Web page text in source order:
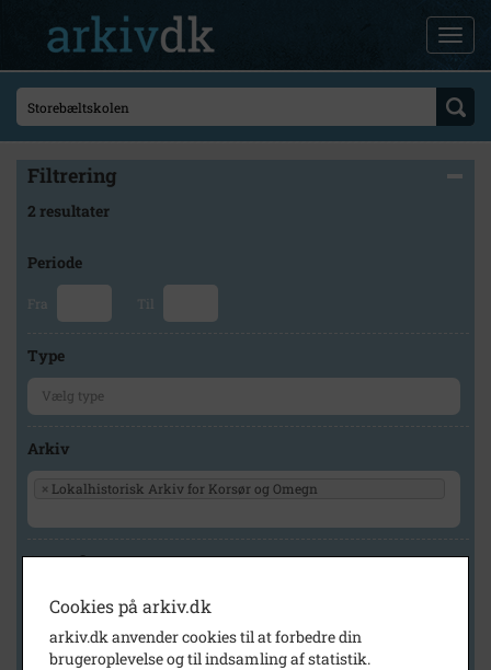
Filtrering
2 resultater
Periode
Fra Til
Type
Arkiv
× Lokalhistorisk Arkiv for Korsør og Omegn
Geografi
Generelt
Cookies på arkiv.dk
arkiv.dk anvender cookies til at forbedre din
brugeroplevelse og til indsamling af statistik.